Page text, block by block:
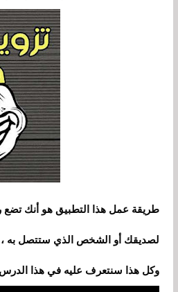
طريقة عمل هذا التطبيق هو أنك تضع
لصديقك أو الشخص الذي ستتصل به
وكل هذا سنتعرف عليه في هذا